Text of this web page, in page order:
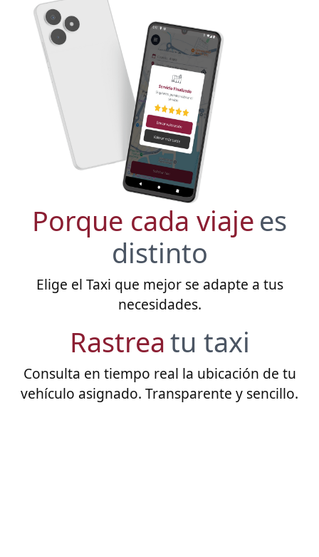
Porque cada viajees
distinto
Elige el Taxi que mejor se adapte a tus
necesidades.
Rastreatu taxi
Consulta en tiempo real la ubicación de tu
vehículo asignado. Transparente y sencillo.